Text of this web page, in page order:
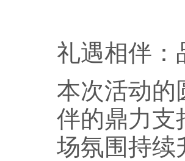
礼遇相伴：
本次活动的
伴的鼎力支
场氛围持续